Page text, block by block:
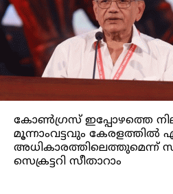
കോൺഗ്രസ്‌ ഇപ്പോഴത്തെ
മൂന്നാംവട്ടവും
അധികാരത്തിലെത്തുമെന്ന്‌
സെക്രട്ടറി സീതാറാം